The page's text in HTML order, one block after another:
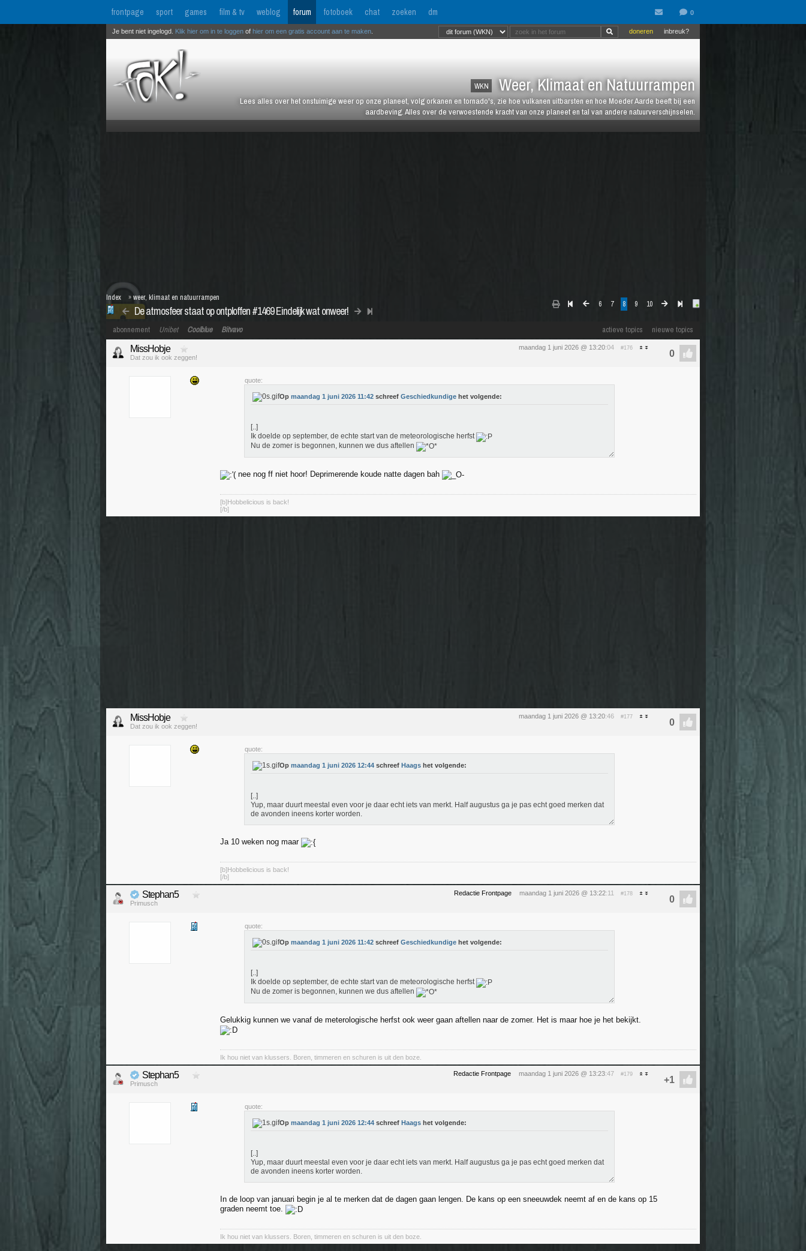
frontpage sport games film & tv weblog forum fotoboek chat zoeken dm
WKN Weer, Klimaat en Natuurrampen
Lees alles over het onstuimige weer op onze planeet, volg orkanen en tornado's, zie hoe vulkanen uitbarsten en hoe Moeder Aarde beeft bij een
aardbeving. Alles over de verwoestende kracht van onze planeet en tal van andere natuurverschijnselen.
inbreuk?
doneren
Je bent niet ingelogd. Klik hier om in te loggen of hier om een gratis account aan te maken
6 7 8 9 10
De atmosfeer staat op ontploffen #1469 Eindelijk wat onweer!
Index »weer, klimaat en natuurrampen
actieve topics nieuwe topics
abonnement Unibet Coolblue Bitvavo
maandag 1 juni 2026 @ 13:20:04 #176
MissHobje
Dat zou ik ook zeggen!
quote:
Op maandag 1 juni 2026 11:42 schreef Geschiedkundige het volgende:
[..]
Ik doelde op september, de echte start van de meteorologische herfst
Nu de zomer is begonnen, kunnen we dus aftellen
nee nog ff niet hoor! Deprimerende koude natte dagen bah
[b]Hobbelicious is back!
[/b]
maandag 1 juni 2026 @ 13:20:46 #177
MissHobje
Dat zou ik ook zeggen!
quote:
Op maandag 1 juni 2026 12:44 schreef Haags het volgende:
[..]
Yup, maar duurt meestal even voor je daar echt iets van merkt. Half augustus ga je pas echt goed merken dat
de avonden ineens korter worden.
Ja 10 weken nog maar
[b]Hobbelicious is back!
[/b]
Redactie Frontpage maandag 1 juni 2026 @ 13:22:11 #178
Stephan5
Primusch
quote:
Op maandag 1 juni 2026 11:42 schreef Geschiedkundige het volgende:
[..]
Ik doelde op september, de echte start van de meteorologische herfst
Nu de zomer is begonnen, kunnen we dus aftellen
Gelukkig kunnen we vanaf de meterologische herfst ook weer gaan aftellen naar de zomer. Het is maar hoe je het bekijkt.
Ik hou niet van klussers. Boren, timmeren en schuren is uit den boze.
Redactie Frontpage maandag 1 juni 2026 @ 13:23:47 #179
Stephan5
Primusch
quote:
Op maandag 1 juni 2026 12:44 schreef Haags het volgende:
[..]
Yup, maar duurt meestal even voor je daar echt iets van merkt. Half augustus ga je pas echt goed merken dat
de avonden ineens korter worden.
In de loop van januari begin je al te merken dat de dagen gaan lengen. De kans op een sneeuwdek neemt af en de kans op 15
graden neemt toe.
Ik hou niet van klussers. Boren, timmeren en schuren is uit den boze.